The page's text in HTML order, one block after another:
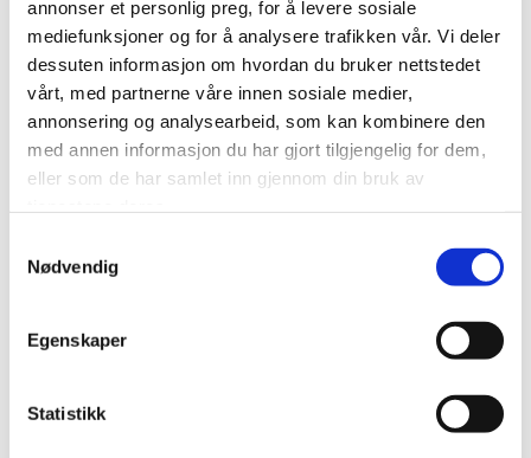
annonser et personlig preg, for å levere sosiale
mediefunksjoner og for å analysere trafikken vår. Vi deler
dessuten informasjon om hvordan du bruker nettstedet
vårt, med partnerne våre innen sosiale medier,
annonsering og analysearbeid, som kan kombinere den
med annen informasjon du har gjort tilgjengelig for dem,
eller som de har samlet inn gjennom din bruk av
Nødvendig
Egenskaper
Statistikk
behandlinger.
EMS kan med andre ord være en hjelpende hånd for
deg som vil bli kvitt uønsket fett, samt forme
drømmekroppen.Se vår EMS-behandling!